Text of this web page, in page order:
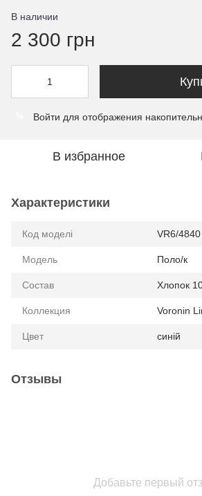
В наличии
2 300 грн
Войти для отображения
В избранное
Характеристики
Код моделі VR6/4840
Модель Поло/к
Состав Хлопок
Коллекция Voronin
Цвет синій
Отзывы
Добавьте первый